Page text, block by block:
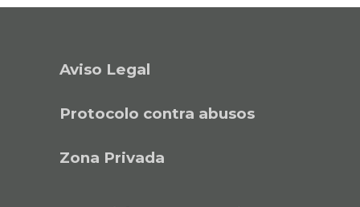
Aviso Legal
Protocolo contra abusos
Zona Privada